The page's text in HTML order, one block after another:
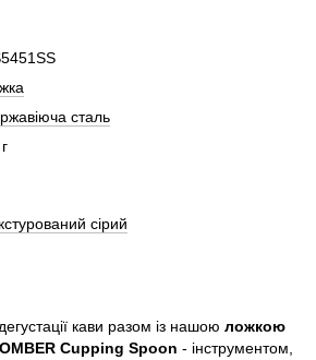
сталь
сірий
кави разом із нашою ложкою
Cupping Spoon - інструментом,